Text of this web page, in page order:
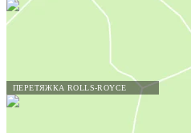
ПЕРЕТЯЖКА ROLLS-ROYCE